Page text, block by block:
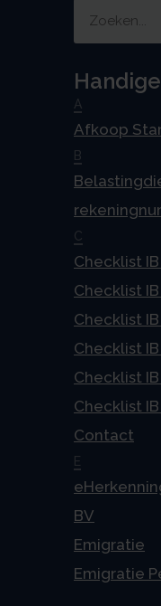
A
Afkoop
B
C
Checklist IB
Checklist
Checklist IB
Checklist
Checklist IB
Checklist
Contact
E
BV
Emigratie
Emigratie